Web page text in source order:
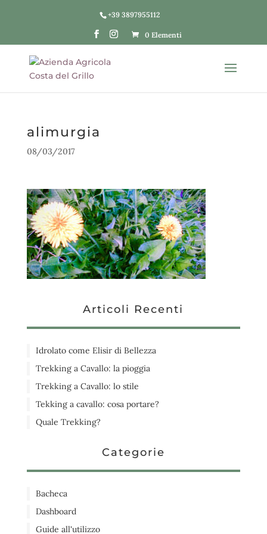
+39 3897955112
0 Elementi
alimurgia
08/03/2017
Articoli Recenti
Idrolato come Elisir di Bellezza
Trekking a Cavallo: la pioggia
Trekking a Cavallo: lo stile
Tekking a cavallo: cosa portare?
Quale Trekking?
Categorie
Bacheca
Dashboard
Guide all'utilizzo